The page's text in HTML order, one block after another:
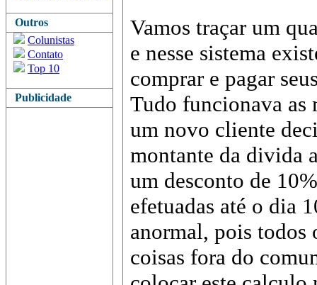
Outros
Colunistas
Contato
Top 10
Publicidade
Vamos traçar um
e nesse sistema
comprar e pagar
Tudo funcionava as
um novo cliente
montante da divida
um desconto de
efetuadas até o dia
anormal, pois todos
coisas fora do